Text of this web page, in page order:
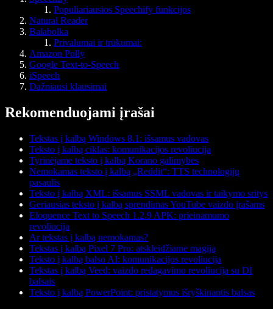
Populiariausios Speechify funkcijos
Natural Reader
Balabolka
Privalumai ir trūkumai:
Amazon Polly
Google Text-to-Speech
iSpeech
Dažniausi klausimai
Rekomenduojami įrašai
Tekstas į kalbą Windows 8.1: išsamus vadovas
Teksto į kalbą ciklas: komunikacijos revoliucija
Tyrinėjame teksto į kalbą Korano galimybes
Nemokamas teksto į kalbą „Reddit“: TTS technologijų
pasaulis
Teksto į kalbą XML: išsamus SSML vadovas ir taikymo sritys
Geriausias teksto į kalbą sprendimas YouTube vaizdo įrašams
Eloquence Text to Speech 1.2.9 APK: prieinamumo
revoliucija
Ar tekstas į kalbą nemokamas?
Tekstas į kalbą Pixel 7 Pro: atskleidžiame magiją
Teksto į kalbą balso AI: komunikacijos revoliucija
Tekstas į kalbą Veed: vaizdo redagavimo revoliucija su DI
balsais
Teksto į kalbą PowerPoint: pristatymus išryškinantis balsas